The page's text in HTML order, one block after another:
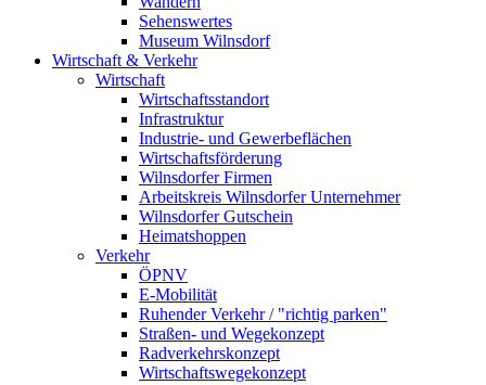
Sehenswertes
Museum Wilnsdorf
Wirtschaft & Verkehr
Wirtschaft
Wirtschaftsstandort
Infrastruktur
Industrie- und Gewerbeflächen
Wirtschaftsförderung
Wilnsdorfer Firmen
Arbeitskreis Wilnsdorfer Unternehmer
Wilnsdorfer Gutschein
Heimatshoppen
Verkehr
ÖPNV
E-Mobilität
Ruhender Verkehr / "richtig parken"
Straßen- und Wegekonzept
Radverkehrskonzept
Wirtschaftswegekonzept